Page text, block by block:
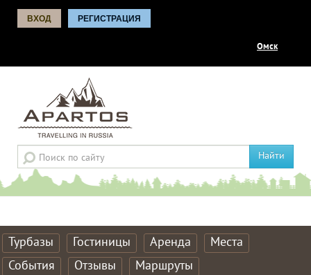
ВХОД РЕГИСТРАЦИЯ
Омск
Найти
Турбазы Гостиницы Аренда
Места
События
Отзывы Маршруты